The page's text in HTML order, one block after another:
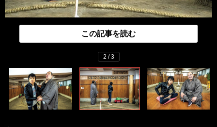
この記事を読む
2 / 3